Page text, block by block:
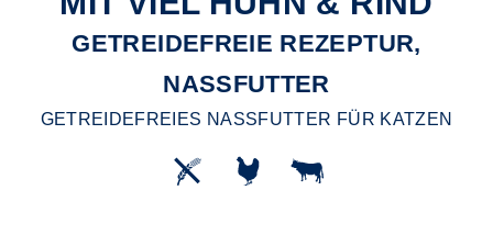
GETREIDEFREIE REZEPTUR,
NASSFUTTER
GETREIDEFREIES NASSFUTTER FÜR KATZEN